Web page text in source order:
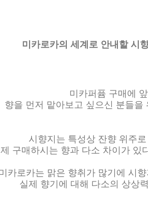
미카로카의 세계로 안내할 시
미카퍼퓸 구매에 앞
향을 먼저 맡아보고 싶으신 분들을
시향지는 특성상 잔향 위주
구매하시는 향과 다소 차이가 있
카로카는 맑은 향취가 많기에 시
실제 향기에 대해 다소의 상상